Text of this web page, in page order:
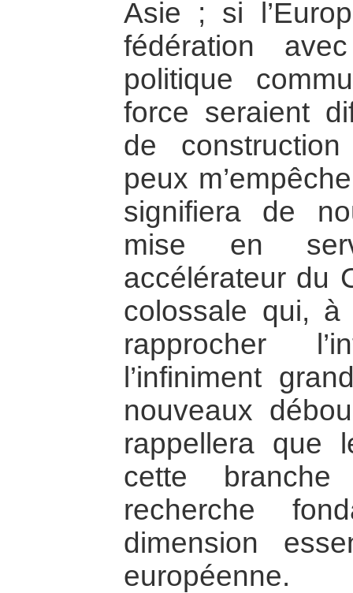
Asie ; si
fédération
politique
force seraient
de
peux
signifiera de
mise en
accélérateur du
colossale qui,
rapprocher
l’infiniment
nouveaux
rappellera que
cette
recherche
dimension
européenne.